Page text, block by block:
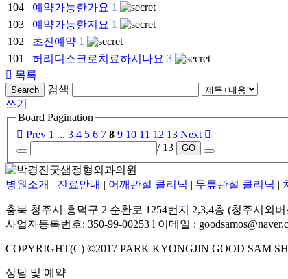
104
예약가능한가요 1
103
예약가능한지요 1
102
초진예약 1
101
허리디스크로치료하시나요 3
목록
Search
검색
쓰기
Board Pagination
Prev 1 ... 3 4 5 6 7 8 9 10 11 12 13 Next
/ 13
GO
병원소개 | 진료안내 | 어깨관절 클리닉 | 무릎관절 클리닉 |
충북 청주시 흥덕구 2 순환로 1254번지 2,3,4층 (청주시외
사업자등록번호: 350-99-00253 l 이메일 :
COPYRIGHT(C) ©2017 PARK KYONGJIN GOOD SAM
상담 및 예약